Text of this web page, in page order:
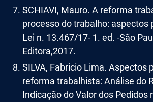
SCHIAVI, Mauro. A reforma
processo do trabalho: aspectos
Lei n. 13.467/17- 1. ed. -São
Editora,2017.
SILVA, Fabricio Lima. Aspectos
reforma trabalhista: Análise do
Indicação do Valor dos Pedidos